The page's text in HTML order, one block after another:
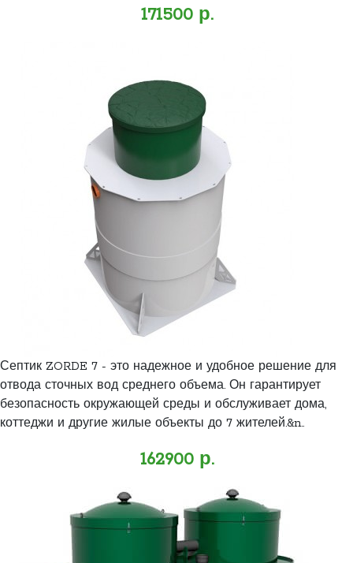
171500 р.
Септик ZORDE 7 - это надежное и удобное решение для
отвода сточных вод среднего объема. Он гарантирует
безопасность окружающей среды и обслуживает дома,
коттеджи и другие жилые объекты до 7 жителей.&n..
162900 р.